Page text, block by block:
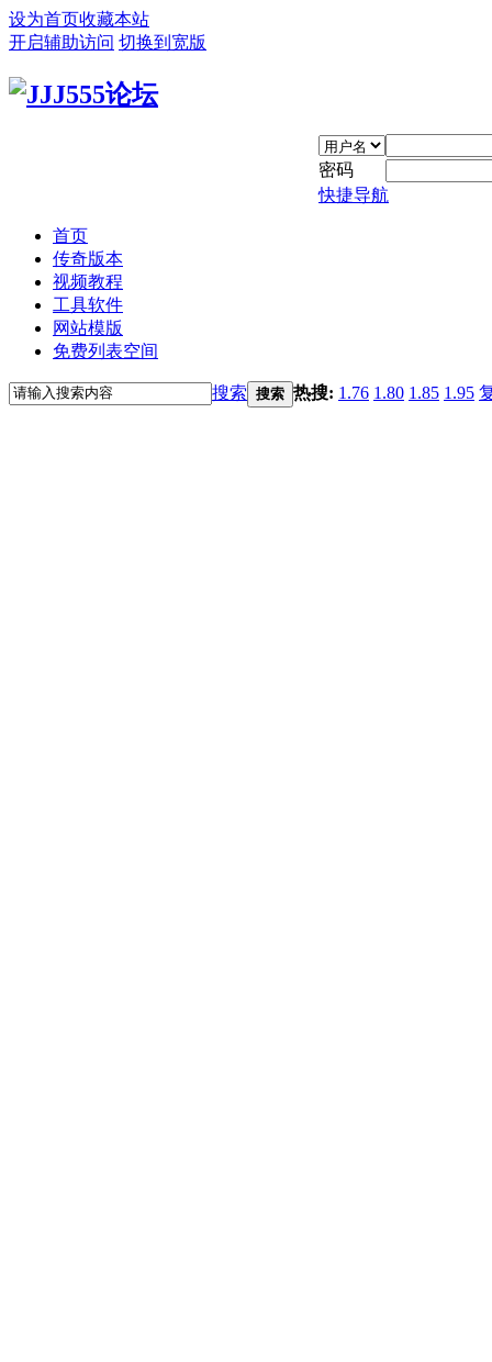
设为首页收藏本站
开启辅助访问 切换到宽版
密码
快捷导航
首页
传奇版本
视频教程
工具软件
网站模版
免费列表空间
搜索 搜索 热搜: 1.76 1.80 1.85 1.95